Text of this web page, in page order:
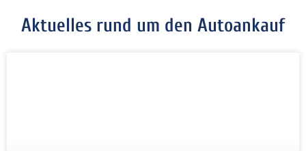
Aktuelles rund um den Autoankauf